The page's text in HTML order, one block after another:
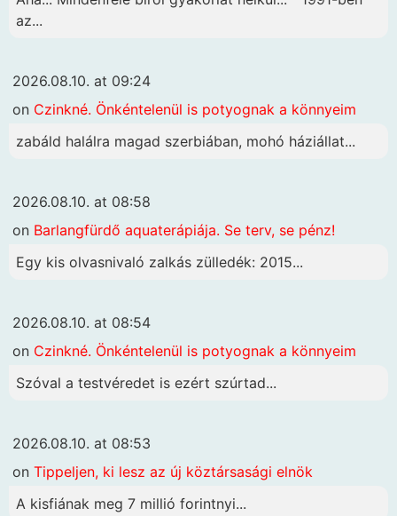
az...
2026.08.10. at 09:24
on Czinkné. Önkéntelenül is potyognak a könnyeim
zabáld halálra magad szerbiában, mohó háziállat...
2026.08.10. at 08:58
on Barlangfürdő aquaterápiája. Se terv, se pénz!
Egy kis olvasnivaló zalkás zülledék: 2015...
2026.08.10. at 08:54
on Czinkné. Önkéntelenül is potyognak a könnyeim
Szóval a testvéredet is ezért szúrtad...
2026.08.10. at 08:53
on Tippeljen, ki lesz az új köztársasági elnök
A kisfiának meg 7 millió forintnyi...